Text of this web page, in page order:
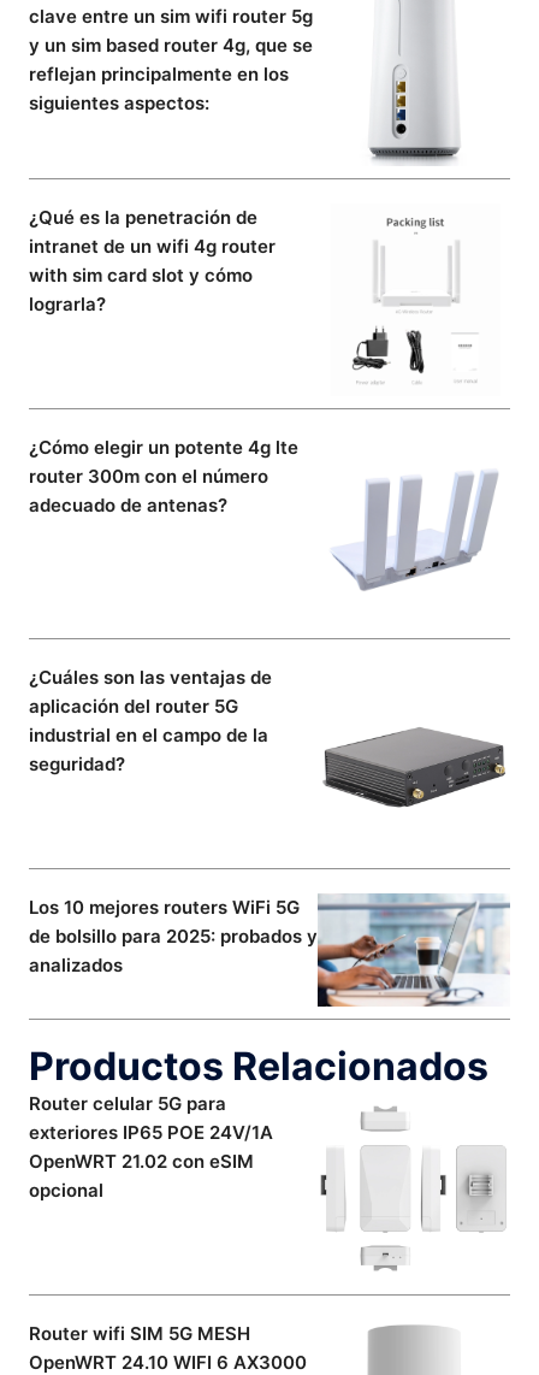
clave entre un sim wifi router 5g
y un sim based router 4g, que se
reflejan principalmente en los
siguientes aspectos:
¿Qué es la penetración de
intranet de un wifi 4g router
with sim card slot y cómo
lograrla?
¿Cómo elegir un potente 4g lte
router 300m con el número
adecuado de antenas?
¿Cuáles son las ventajas de
aplicación del router 5G
industrial en el campo de la
seguridad?
Los 10 mejores routers WiFi 5G
de bolsillo para 2025: probados y
analizados
Productos Relacionados
Router celular 5G para
exteriores IP65 POE 24V/1A
OpenWRT 21.02 con eSIM
opcional
Router wifi SIM 5G MESH
OpenWRT 24.10 WIFI 6 AX3000